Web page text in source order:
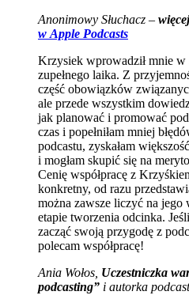
Anonimowy Słuchacz –
w Apple Podcasts
Krzysiek wprowadził mnie
zupełnego laika. Z
część obowiązków
ale przede wszystkim
jak planować i promować
czas i popełniłam mniej
podcastu, zyskałam
i mogłam skupić się na
Cenię współpracę z
konkretny, od razu
można zawsze liczyć na jego
etapie tworzenia odcinka.
zacząć swoją przygodę z
polecam współpracę!
Ania Wołos, Uczestniczka
podcasting” i autorka